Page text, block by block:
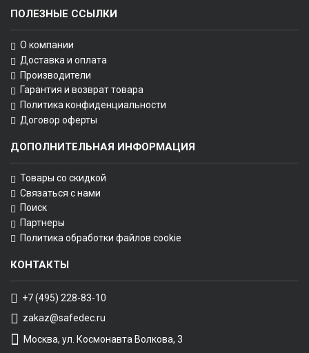
ПОЛЕЗНЫЕ ССЫЛКИ
О компании
Доставка и оплата
Производители
Гарантия и возврат товара
Политика конфиденциальности
Договор оферты
ДОПОЛНИТЕЛЬНАЯ ИНФОРМАЦИЯ
Товары со скидкой
Связаться с нами
Поиск
Партнеры
Политика обработки файлов cookie
КОНТАКТЫ
+7 (495) 228-83-10
zakaz@safedec.ru
Москва, ул. Космонавта Волкова, 3